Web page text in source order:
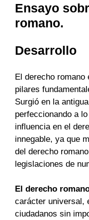
Ensayo
romano.
Desarrollo
El derecho romano
pilares
Surgió en la
perfeccionando a
influencia en el
innegable, ya que
del derecho
legislaciones de
El derecho
carácter universal,
ciudadanos sin